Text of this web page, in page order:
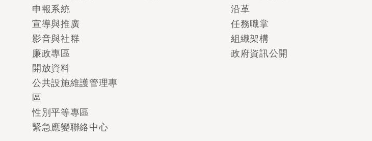
申報系統
宣導與推廣
影音與社群
廉政專區
開放資料
公共設施維護管理專
區
性別平等專區
緊急應變聯絡中心
沿革
任務職掌
組織架構
政府資訊公開